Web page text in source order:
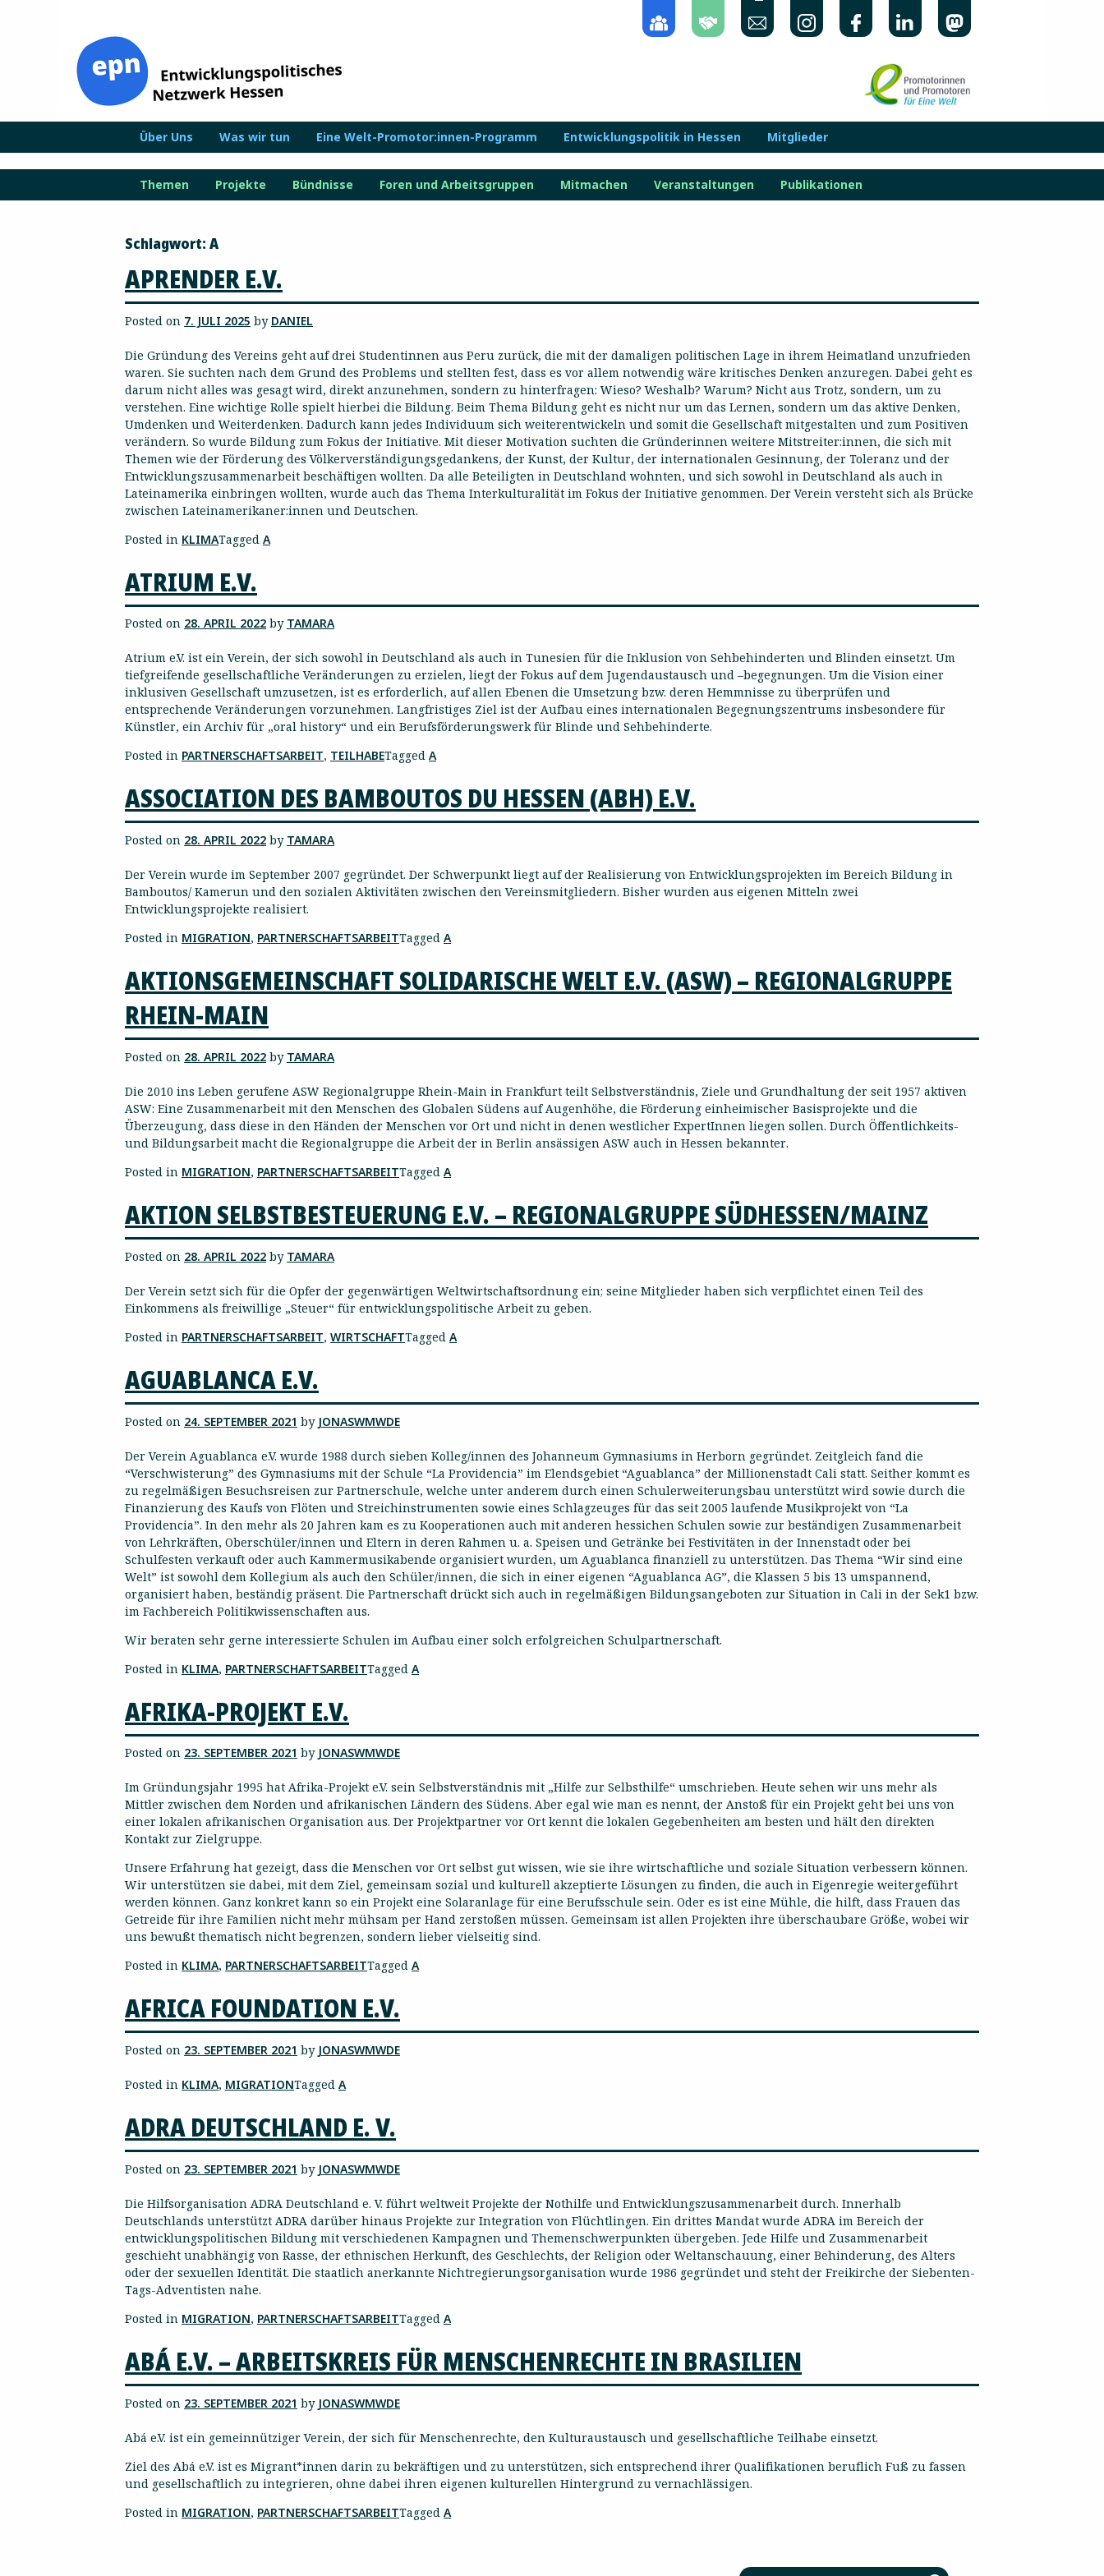
Über Uns Was wir tun Eine Welt-Promotor:innen-Programm Entwicklungspolitik in Hessen Mitglieder
Themen Projekte Bündnisse Foren und Arbeitsgruppen Mitmachen Veranstaltungen Publikationen
Schlagwort: A
APRENDER E.V.
Posted on 7. JULI 2025 by DANIEL
Die Gründung des Vereins geht auf drei Studentinnen aus Peru zurück, die mit der damaligen politischen Lage in ihrem Heimatland unzufrieden
waren. Sie suchten nach dem Grund des Problems und stellten fest, dass es vor allem notwendig wäre kritisches Denken anzuregen. Dabei geht es
darum nicht alles was gesagt wird, direkt anzunehmen, sondern zu hinterfragen: Wieso? Weshalb? Warum? Nicht aus Trotz, sondern, um zu
verstehen. Eine wichtige Rolle spielt hierbei die Bildung. Beim Thema Bildung geht es nicht nur um das Lernen, sondern um das aktive Denken,
Umdenken und Weiterdenken. Dadurch kann jedes Individuum sich weiterentwickeln und somit die Gesellschaft mitgestalten und zum Positiven
verändern. So wurde Bildung zum Fokus der Initiative. Mit dieser Motivation suchten die Gründerinnen weitere Mitstreiter:innen, die sich mit
Themen wie der Förderung des Völkerverständigungsgedankens, der Kunst, der Kultur, der internationalen Gesinnung, der Toleranz und der
Entwicklungszusammenarbeit beschäftigen wollten. Da alle Beteiligten in Deutschland wohnten, und sich sowohl in Deutschland als auch in
Lateinamerika einbringen wollten, wurde auch das Thema Interkulturalität im Fokus der Initiative genommen. Der Verein versteht sich als Brücke
zwischen Lateinamerikaner:innen und Deutschen.
Posted in KLIMATagged A
ATRIUM E.V.
Posted on 28. APRIL 2022 by TAMARA
Atrium e.V. ist ein Verein, der sich sowohl in Deutschland als auch in Tunesien für die Inklusion von Sehbehinderten und Blinden einsetzt. Um
tiefgreifende gesellschaftliche Veränderungen zu erzielen, liegt der Fokus auf dem Jugendaustausch und –begegnungen. Um die Vision einer
inklusiven Gesellschaft umzusetzen, ist es erforderlich, auf allen Ebenen die Umsetzung bzw. deren Hemmnisse zu überprüfen und
entsprechende Veränderungen vorzunehmen. Langfristiges Ziel ist der Aufbau eines internationalen Begegnungszentrums insbesondere für
Künstler, ein Archiv für „oral history“ und ein Berufsförderungswerk für Blinde und Sehbehinderte.
Posted in PARTNERSCHAFTSARBEIT, TEILHABETagged A
ASSOCIATION DES BAMBOUTOS DU HESSEN (ABH) E.V.
Posted on 28. APRIL 2022 by TAMARA
Der Verein wurde im September 2007 gegründet. Der Schwerpunkt liegt auf der Realisierung von Entwicklungsprojekten im Bereich Bildung in
Bamboutos/ Kamerun und den sozialen Aktivitäten zwischen den Vereinsmitgliedern. Bisher wurden aus eigenen Mitteln zwei
Entwicklungsprojekte realisiert.
Posted in MIGRATION, PARTNERSCHAFTSARBEITTagged A
AKTIONSGEMEINSCHAFT SOLIDARISCHE WELT E.V. (ASW) – REGIONALGRUPPE
RHEIN-MAIN
Posted on 28. APRIL 2022 by TAMARA
Die 2010 ins Leben gerufene ASW Regionalgruppe Rhein-Main in Frankfurt teilt Selbstverständnis, Ziele und Grundhaltung der seit 1957 aktiven
ASW: Eine Zusammenarbeit mit den Menschen des Globalen Südens auf Augenhöhe, die Förderung einheimischer Basisprojekte und die
Überzeugung, dass diese in den Händen der Menschen vor Ort und nicht in denen westlicher ExpertInnen liegen sollen. Durch Öffentlichkeits-
und Bildungsarbeit macht die Regionalgruppe die Arbeit der in Berlin ansässigen ASW auch in Hessen bekannter.
Posted in MIGRATION, PARTNERSCHAFTSARBEITTagged A
AKTION SELBSTBESTEUERUNG E.V. – REGIONALGRUPPE SÜDHESSEN/MAINZ
Posted on 28. APRIL 2022 by TAMARA
Der Verein setzt sich für die Opfer der gegenwärtigen Weltwirtschaftsordnung ein; seine Mitglieder haben sich verpflichtet einen Teil des
Einkommens als freiwillige „Steuer“ für entwicklungspolitische Arbeit zu geben.
Posted in PARTNERSCHAFTSARBEIT, WIRTSCHAFTTagged A
AGUABLANCA E.V.
Posted on 24. SEPTEMBER 2021 by JONASWMWDE
Der Verein Aguablanca e.V. wurde 1988 durch sieben Kolleg/innen des Johanneum Gymnasiums in Herborn gegründet. Zeitgleich fand die
“Verschwisterung” des Gymnasiums mit der Schule “La Providencia” im Elendsgebiet “Aguablanca” der Millionenstadt Cali statt. Seither kommt es
zu regelmäßigen Besuchsreisen zur Partnerschule, welche unter anderem durch einen Schulerweiterungsbau unterstützt wird sowie durch die
Finanzierung des Kaufs von Flöten und Streichinstrumenten sowie eines Schlagzeuges für das seit 2005 laufende Musikprojekt von “La
Providencia”. In den mehr als 20 Jahren kam es zu Kooperationen auch mit anderen hessichen Schulen sowie zur beständigen Zusammenarbeit
von Lehrkräften, Oberschüler/innen und Eltern in deren Rahmen u. a. Speisen und Getränke bei Festivitäten in der Innenstadt oder bei
Schulfesten verkauft oder auch Kammermusikabende organisiert wurden, um Aguablanca finanziell zu unterstützen. Das Thema “Wir sind eine
Welt” ist sowohl dem Kollegium als auch den Schüler/innen, die sich in einer eigenen “Aguablanca AG”, die Klassen 5 bis 13 umspannend,
organisiert haben, beständig präsent. Die Partnerschaft drückt sich auch in regelmäßigen Bildungsangeboten zur Situation in Cali in der Sek1 bzw.
im Fachbereich Politikwissenschaften aus.
Wir beraten sehr gerne interessierte Schulen im Aufbau einer solch erfolgreichen Schulpartnerschaft.
Posted in KLIMA, PARTNERSCHAFTSARBEITTagged A
AFRIKA-PROJEKT E.V.
Posted on 23. SEPTEMBER 2021 by JONASWMWDE
Im Gründungsjahr 1995 hat Afrika-Projekt e.V. sein Selbstverständnis mit „Hilfe zur Selbsthilfe“ umschrieben. Heute sehen wir uns mehr als
Mittler zwischen dem Norden und afrikanischen Ländern des Südens. Aber egal wie man es nennt, der Anstoß für ein Projekt geht bei uns von
einer lokalen afrikanischen Organisation aus. Der Projektpartner vor Ort kennt die lokalen Gegebenheiten am besten und hält den direkten
Kontakt zur Zielgruppe.
Unsere Erfahrung hat gezeigt, dass die Menschen vor Ort selbst gut wissen, wie sie ihre wirtschaftliche und soziale Situation verbessern können.
Wir unterstützen sie dabei, mit dem Ziel, gemeinsam sozial und kulturell akzeptierte Lösungen zu finden, die auch in Eigenregie weitergeführt
werden können. Ganz konkret kann so ein Projekt eine Solaranlage für eine Berufsschule sein. Oder es ist eine Mühle, die hilft, dass Frauen das
Getreide für ihre Familien nicht mehr mühsam per Hand zerstoßen müssen. Gemeinsam ist allen Projekten ihre überschaubare Größe, wobei wir
uns bewußt thematisch nicht begrenzen, sondern lieber vielseitig sind.
Posted in KLIMA, PARTNERSCHAFTSARBEITTagged A
AFRICA FOUNDATION E.V.
Posted on 23. SEPTEMBER 2021 by JONASWMWDE
Posted in KLIMA, MIGRATIONTagged A
ADRA DEUTSCHLAND E. V.
Posted on 23. SEPTEMBER 2021 by JONASWMWDE
Die Hilfsorganisation ADRA Deutschland e. V. führt weltweit Projekte der Nothilfe und Entwicklungszusammenarbeit durch. Innerhalb
Deutschlands unterstützt ADRA darüber hinaus Projekte zur Integration von Flüchtlingen. Ein drittes Mandat wurde ADRA im Bereich der
entwicklungspolitischen Bildung mit verschiedenen Kampagnen und Themenschwerpunkten übergeben. Jede Hilfe und Zusammenarbeit
geschieht unabhängig von Rasse, der ethnischen Herkunft, des Geschlechts, der Religion oder Weltanschauung, einer Behinderung, des Alters
oder der sexuellen Identität. Die staatlich anerkannte Nichtregierungsorganisation wurde 1986 gegründet und steht der Freikirche der Siebenten-
Tags-Adventisten nahe.
Posted in MIGRATION, PARTNERSCHAFTSARBEITTagged A
ABÁ E.V. – ARBEITSKREIS FÜR MENSCHENRECHTE IN BRASILIEN
Posted on 23. SEPTEMBER 2021 by JONASWMWDE
Abá e.V. ist ein gemeinnütziger Verein, der sich für Menschenrechte, den Kulturaustausch und gesellschaftliche Teilhabe einsetzt.
Ziel des Abá e.V. ist es Migrant*innen darin zu bekräftigen und zu unterstützen, sich entsprechend ihrer Qualifikationen beruflich Fuß zu fassen
und gesellschaftlich zu integrieren, ohne dabei ihren eigenen kulturellen Hintergrund zu vernachlässigen.
Posted in MIGRATION, PARTNERSCHAFTSARBEITTagged A